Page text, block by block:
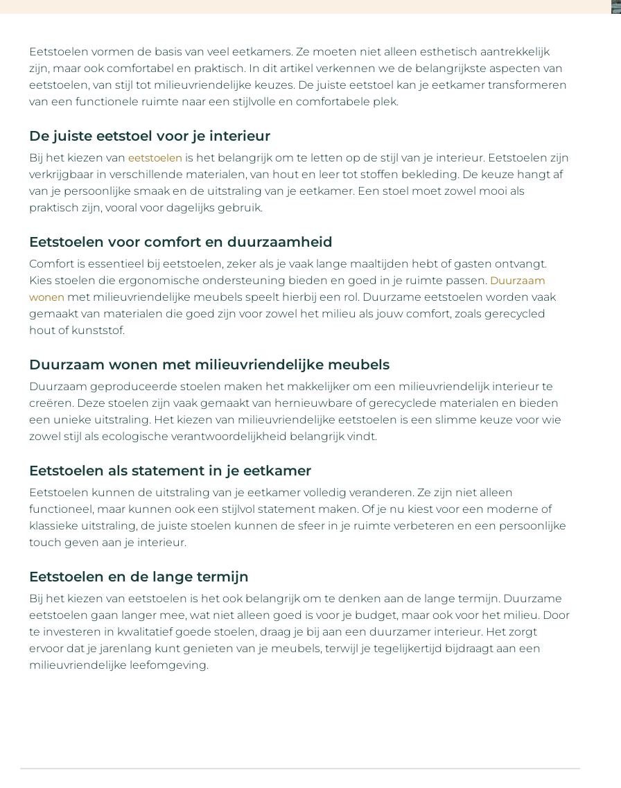
Eetstoelen vormen de basis van veel eetkamers. Ze moeten niet alleen esthetisch aantrekkelijk
zijn, maar ook comfortabel en praktisch. In dit artikel verkennen we de belangrijkste aspecten van
eetstoelen, van stijl tot milieuvriendelijke keuzes. De juiste eetstoel kan je eetkamer transformeren
van een functionele ruimte naar een stijlvolle en comfortabele plek.
De juiste eetstoel voor je interieur
Bij het kiezen van eetstoelen is het belangrijk om te letten op de stijl van je interieur. Eetstoelen zijn
verkrijgbaar in verschillende materialen, van hout en leer tot stoffen bekleding. De keuze hangt af
van je persoonlijke smaak en de uitstraling van je eetkamer. Een stoel moet zowel mooi als
praktisch zijn, vooral voor dagelijks gebruik.
Eetstoelen voor comfort en duurzaamheid
Comfort is essentieel bij eetstoelen, zeker als je vaak lange maaltijden hebt of gasten ontvangt.
Kies stoelen die ergonomische ondersteuning bieden en goed in je ruimte passen. Duurzaam
wonen met milieuvriendelijke meubels speelt hierbij een rol. Duurzame eetstoelen worden vaak
gemaakt van materialen die goed zijn voor zowel het milieu als jouw comfort, zoals gerecycled
hout of kunststof.
Duurzaam wonen met milieuvriendelijke meubels
Duurzaam geproduceerde stoelen maken het makkelijker om een milieuvriendelijk interieur te
creëren. Deze stoelen zijn vaak gemaakt van hernieuwbare of gerecyclede materialen en bieden
een unieke uitstraling. Het kiezen van milieuvriendelijke eetstoelen is een slimme keuze voor wie
zowel stijl als ecologische verantwoordelijkheid belangrijk vindt.
Eetstoelen als statement in je eetkamer
Eetstoelen kunnen de uitstraling van je eetkamer volledig veranderen. Ze zijn niet alleen
functioneel, maar kunnen ook een stijlvol statement maken. Of je nu kiest voor een moderne of
klassieke uitstraling, de juiste stoelen kunnen de sfeer in je ruimte verbeteren en een persoonlijke
touch geven aan je interieur.
Eetstoelen en de lange termijn
Bij het kiezen van eetstoelen is het ook belangrijk om te denken aan de lange termijn. Duurzame
eetstoelen gaan langer mee, wat niet alleen goed is voor je budget, maar ook voor het milieu. Door
te investeren in kwalitatief goede stoelen, draag je bij aan een duurzamer interieur. Het zorgt
ervoor dat je jarenlang kunt genieten van je meubels, terwijl je tegelijkertijd bijdraagt aan een
milieuvriendelijke leefomgeving.